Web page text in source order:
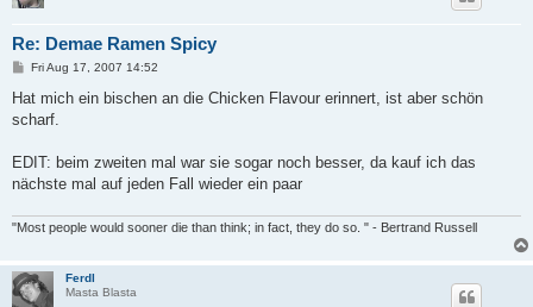
Re: Demae Ramen Spicy
P
s
Fri Aug 17, 2007 14:52
Hat mich ein bischen an die Chicken Flavour erinnert, ist aber schön
scharf.
EDIT: beim zweiten mal war sie sogar noch besser, da kauf ich das
nächste mal auf jeden Fall wieder ein paar
"Most people would sooner die than think; in fact, they do so. " - Bertrand Russell
Ferdl
Masta Blasta